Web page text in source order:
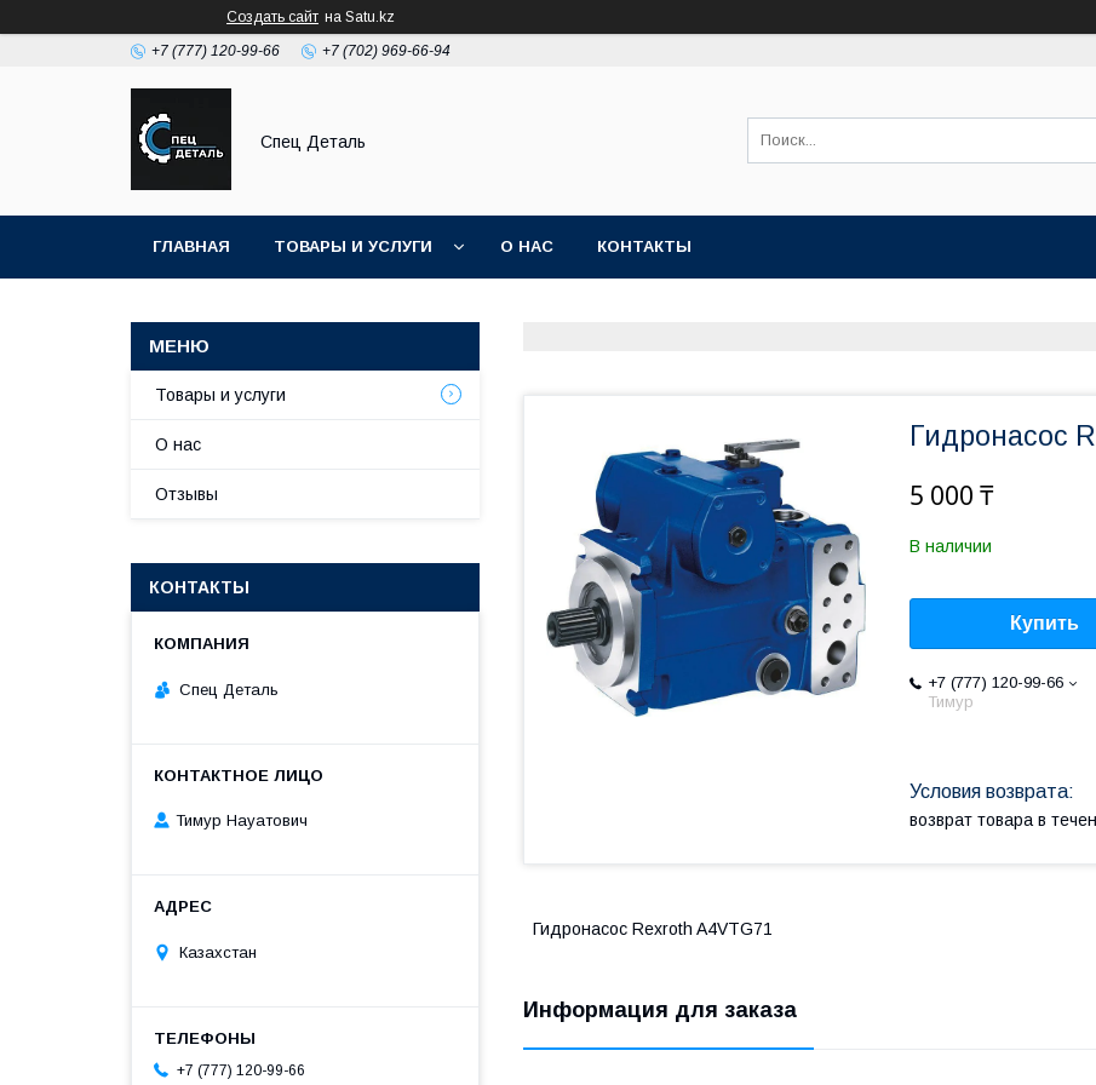
Создать сайт на Satu.kz
+7 (777) 120-99-66 +7 (702) 969-66-94
Спец Деталь
ГЛАВНАЯ ТОВАРЫ И УСЛУГИ О НАС КОНТАКТЫ
Гидронасос
5 000 ₸
В наличии
Купить
+7 (777) 120-99-66
Тимур
возврат товара в
Гидронасос Rexroth A4VTG71
Информация для заказа
Товары и услуги
О нас
Отзывы
КОНТАКТЫ
Спец Деталь
Тимур Науатович
Казахстан
+7 (777) 120-99-66